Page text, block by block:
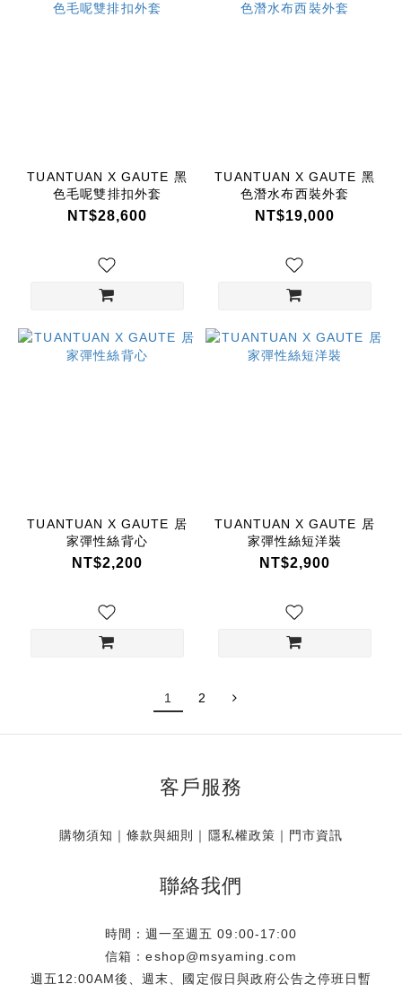
TUANTUAN X GAUTE 黑
色毛呢雙排扣外套
NT$28,600
TUANTUAN X GAUTE 黑
色潛水布西裝外套
NT$19,000
TUANTUAN X GAUTE 居
家彈性絲背心
NT$2,200
TUANTUAN X GAUTE 居
家彈性絲短洋裝
NT$2,900
1 2
客戶服務
購物須知 ｜條款與細則 ｜ 隱私權政策 ｜ 門市資訊
聯絡我們
時間：週一至週五 09:00-17:00
信箱：eshop@msyaming.com
週五12:00AM後、週末、國定假日與政府公告之停班日暫